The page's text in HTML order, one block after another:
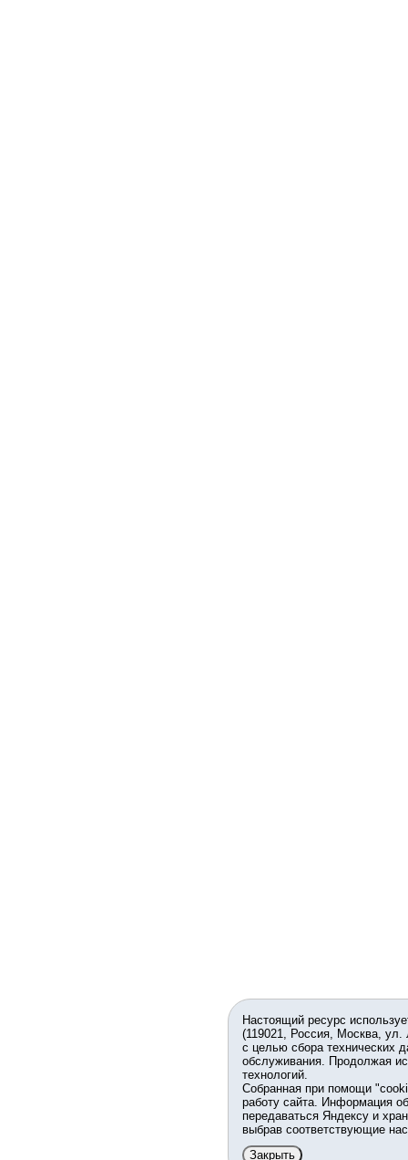
Настоящий ресурс
(119021, Россия, Москва,
с целью сбора технических
обслуживания. Продолжая
технологий.
Собранная при помощи
работу сайта. Информация
передаваться Яндексу и
выбрав соответствующие
Закрыть